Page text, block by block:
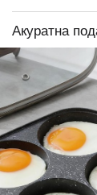
Акуратна